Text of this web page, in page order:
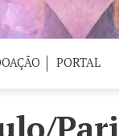
PORTAL
Pari